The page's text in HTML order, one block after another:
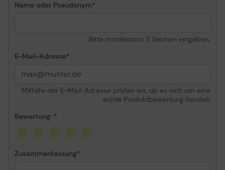
Name oder Pseudonym
Bitte mindestens 3 Zeichen eingeben.
E-Mail-Adresse
Mithilfe der E-Mail-Adresse prüfen wir, ob es sich um eine
echte Produktbewertung handelt
Bewertung:
Zusammenfassung